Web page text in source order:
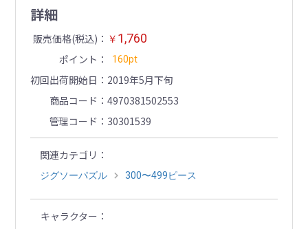
詳細
販売価格(税込) ￥ 1,760
ポイント 160pt
初回出荷開始日
2019年5月下旬
商品コード
4970381502553
管理コード
30301539
関連カテゴリ
ジグソーパズル 300〜499ピース
キャラクター